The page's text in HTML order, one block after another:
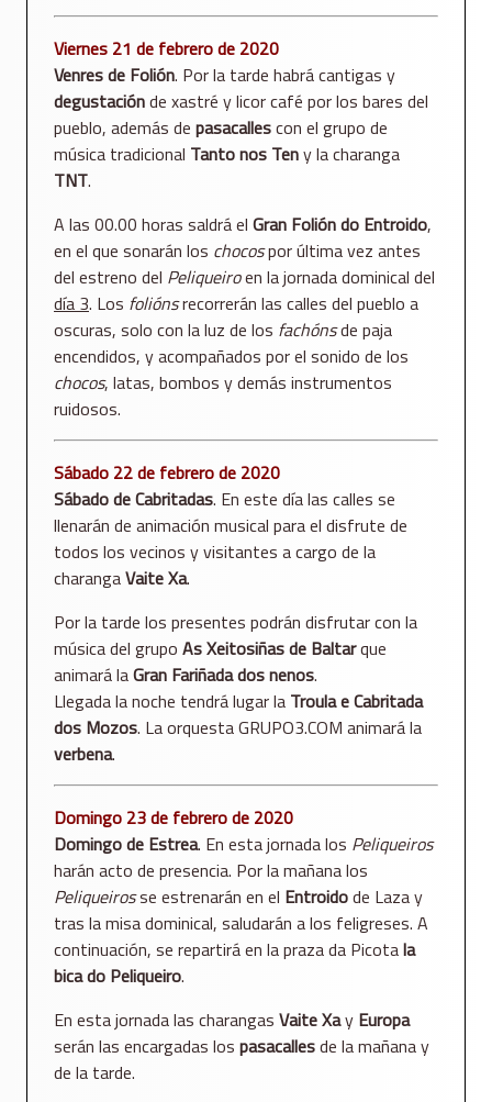
Viernes 21 de febrero de 2020
Venres de Folión. Por la tarde habrá cantigas y
degustaciónde xastré y licor café por los bares del
pueblo, además de pasacallescon el grupo de
música tradicional Tanto nos Teny la charanga
TNT.
A las 00.00 horas saldrá el Gran Folión do Entroido,
en el que sonarán los chocospor última vez antes
del estreno del Peliqueiroen la jornada dominical del
día 3. Los foliónsrecorrerán las calles del pueblo a
oscuras, solo con la luz de los fachónsde paja
encendidos, y acompañados por el sonido de los
chocos, latas, bombos y demás instrumentos
ruidosos.
Sábado 22 de febrero de 2020
Sábado de Cabritadas. En este día las calles se
llenarán de animación musical para el disfrute de
todos los vecinos y visitantes a cargo de la
charangaVaite Xa.
Por la tarde los presentes podrán disfrutar con la
música del grupo As Xeitosiñas de Baltarque
animará laGran Fariñada dos nenos.
Llegada la noche tendrá lugar la Troula e Cabritada
dos Mozos. La orquesta GRUPO3.COM animará la
verbena.
Domingo 23 de febrero de 2020
Domingo de Estrea. En esta jornada los Peliqueiros
harán acto de presencia. Por la mañana los
Peliqueirosse estrenarán en el Entroidode Laza y
tras la misa dominical, saludarán a los feligreses. A
continuación, se repartirá en la praza da Picotala
bica do Peliqueiro.
En esta jornada las charangas Vaite Xay Europa
serán las encargadas los pasacallesde la mañana y
de la tarde.